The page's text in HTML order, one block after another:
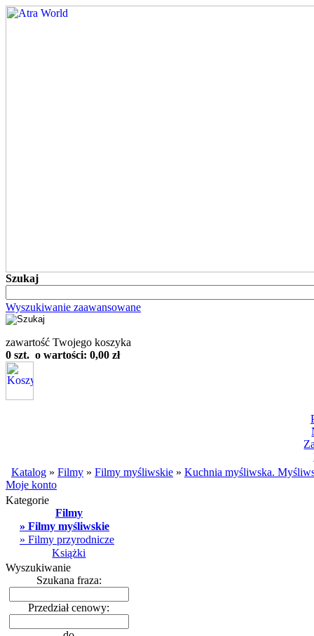
Szukaj
Wyszukiwanie zaawansowane
zawartość Twojego koszyka
0 szt. o wartości: 0,00 zł
Katalog » Filmy » Filmy myśliwskie » Kuchnia myśliwska.
Moje konto
Kategorie
Filmy
» Filmy myśliwskie
» Filmy przyrodnicze
Książki
Wyszukiwanie
Szukana fraza:
Przedział cenowy: